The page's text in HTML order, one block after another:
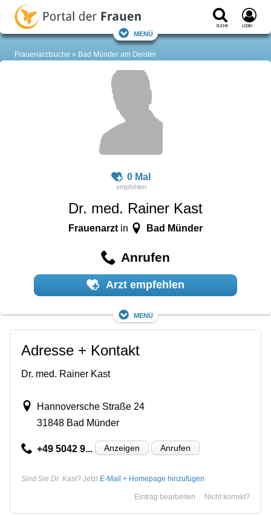
Suche Login
Menü
Frauenarztsuche Bad Münder am Deister
0 Mal
Dr. med. Rainer Kast
Frauenarzt in Bad Münder
Anrufen
Arzt empfehlen
Menü
Adresse + Kontakt
Dr. med. Rainer Kast
Hannoversche Straße 24
31848 Bad Münder
+49 5042 9... Anzeigen Anrufen
Sind Sie Dr. Kast? Jetzt E-Mail + Homepage hinzufügen
Nicht korrekt?
Eintrag bearbeiten